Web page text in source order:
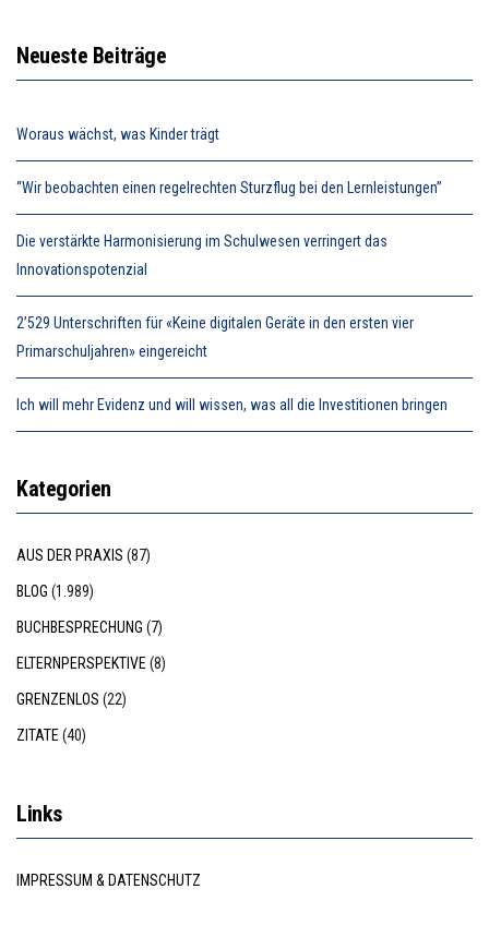
Neueste Beiträge
Woraus wächst, was Kinder trägt
“Wir beobachten einen regelrechten Sturzflug bei den Lernleistungen”
Die verstärkte Harmonisierung im Schulwesen verringert das
Innovationspotenzial
2’529 Unterschriften für «Keine digitalen Geräte in den ersten vier
Primarschuljahren» eingereicht
Ich will mehr Evidenz und will wissen, was all die Investitionen bringen
Kategorien
AUS DER PRAXIS (87)
BLOG (1.989)
BUCHBESPRECHUNG (7)
ELTERNPERSPEKTIVE (8)
GRENZENLOS (22)
ZITATE (40)
Links
IMPRESSUM & DATENSCHUTZ